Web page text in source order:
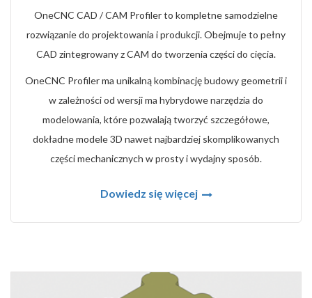
OneCNC CAD / CAM Profiler to kompletne samodzielne
rozwiązanie do projektowania i produkcji. Obejmuje to pełny
CAD zintegrowany z CAM do tworzenia części do cięcia.
OneCNC Profiler ma unikalną kombinację budowy geometrii i
w zależności od wersji ma hybrydowe narzędzia do
modelowania, które pozwalają tworzyć szczegółowe,
dokładne modele 3D nawet najbardziej skomplikowanych
części mechanicznych w prosty i wydajny sposób.
Dowiedz się więcej